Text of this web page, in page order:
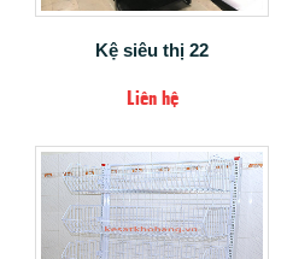
Kệ siêu thị 22
Liên hệ